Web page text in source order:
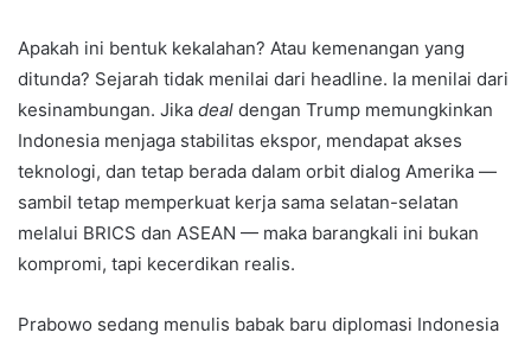
Apakah ini bentuk kekalahan? Atau kemenangan yang
ditunda? Sejarah tidak menilai dari headline. Ia menilai dari
kesinambungan. Jika deal dengan Trump memungkinkan
Indonesia menjaga stabilitas ekspor, mendapat akses
teknologi, dan tetap berada dalam orbit dialog Amerika —
sambil tetap memperkuat kerja sama selatan-selatan
melalui BRICS dan ASEAN — maka barangkali ini bukan
kompromi, tapi kecerdikan realis.
Prabowo sedang menulis babak baru diplomasi Indonesia